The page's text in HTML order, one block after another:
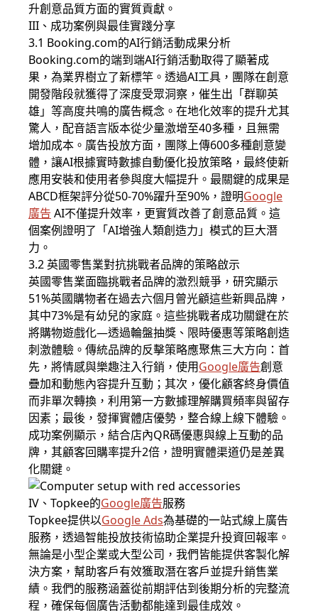
升創意品質方面的實質貢獻。
III、成功案例與最佳實踐分享
3.1 Booking.com的AI行銷活動成果分析
Booking.com的端到端AI行銷活動取得了顯著成
果，為業界樹立了新標竿。透過AI工具，團隊在創意
開發階段就獲得了深度受眾洞察，催生出「群聊英
雄」等高度共鳴的廣告概念。在地化效率的提升尤其
驚人，配音語言版本從少量激增至40多種，且無需
增加成本。廣告投放方面，團隊上傳600多種創意變
體，讓AI根據實時數據自動優化投放策略，最終使新
應用安裝和使用者參與度大幅提升。最關鍵的成果是
ABCD框架評分從50-70%躍升至90%，證明Google
廣告 AI不僅提升效率，更實質改善了創意品質。這
個案例證明了「AI增強人類創造力」模式的巨大潛
力。
3.2 英國零售業對抗挑戰者品牌的策略啟示
英國零售業面臨挑戰者品牌的激烈競爭，研究顯示
51%英國購物者在過去六個月曾光顧這些新興品牌，
其中73%是有幼兒的家庭。這些挑戰者成功關鍵在於
將購物遊戲化—透過輪盤抽獎、限時優惠等策略創造
刺激體驗。傳統品牌的反擊策略應聚焦三大方向：首
先，將情感與樂趣注入行銷，使用Google廣告創意
疊加和動態內容提升互動；其次，優化顧客終身價值
而非單次轉換，利用第一方數據理解購買頻率與留存
因素；最後，發揮實體店優勢，整合線上線下體驗。
成功案例顯示，結合店內QR碼優惠與線上互動的品
牌，其顧客回購率提升2倍，證明實體渠道仍是差異
化關鍵。
IV、Topkee的Google廣告服務
Topkee提供以Google Ads為基礎的一站式線上廣告
服務，透過智能投放技術協助企業提升投資回報率。
無論是小型企業或大型公司，我們皆能提供客製化解
決方案，幫助客戶有效獲取潛在客戶並提升銷售業
績。我們的服務涵蓋從前期評估到後期分析的完整流
程，確保每個廣告活動都能達到最佳成效。